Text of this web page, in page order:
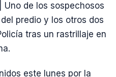
Uno de los sospechosos
predio y los otros dos
tras un rastrillaje en
este lunes por la